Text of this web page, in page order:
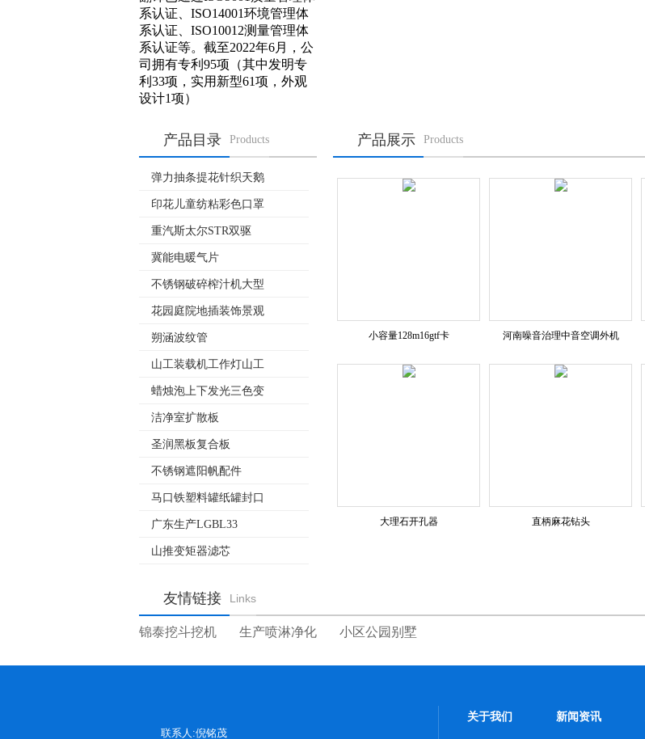
系认证、ISO14001环境管理体
系认证、ISO10012测量管理体
系认证等。截至2022年6月，公
司拥有专利95项（其中发明专
利33项，实用新型61项，外观
设计1项）
产品目录 Products
弹力抽条提花针织天鹅
印花儿童纺粘彩色口罩
重汽斯太尔STR双驱
冀能电暖气片
不锈钢破碎榨汁机大型
花园庭院地插装饰景观
朔涵波纹管
山工装载机工作灯山工
蜡烛泡上下发光三色变
洁净室扩散板
圣润黑板复合板
不锈钢遮阳帆配件
马口铁塑料罐纸罐封口
广东生产LGBL33
山推变矩器滤芯
产品展示 Products
小容量128m16gtf卡 河南噪音治理中音空调外机
大理石开孔器 直柄麻花钻头
友情链接 Links
锦泰挖斗挖机 生产喷淋净化 小区公园别墅
联系人:倪铭茂
关于我们 新闻资讯